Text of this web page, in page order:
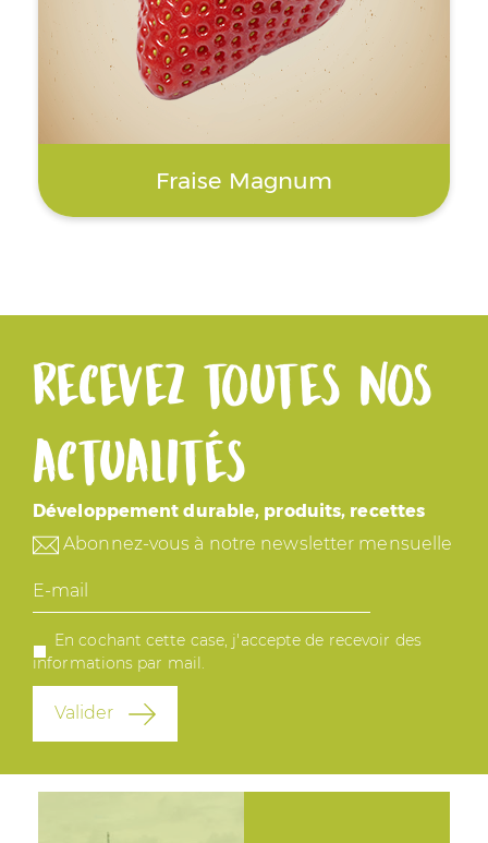
Fraise Magnum
Recevez toutes nos
actualités
Développement durable, produits, recettes
Abonnez-vous à notre newsletter mensuelle
E-
mail
En cochant cette case, j'accepte de recevoir des
informations par mail.
Valider